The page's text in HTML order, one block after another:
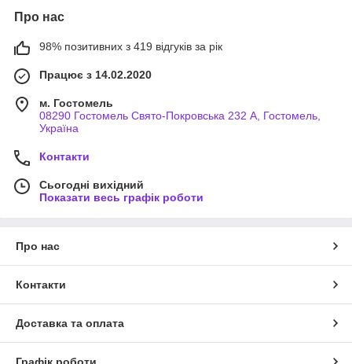
Про нас
98% позитивних з 419 відгуків за рік
Працює з 14.02.2020
м. Гостомель
08290 Гостомель Свято-Покровська 232 А, Гостомель,
Україна
Контакти
Сьогодні вихідний
Показати весь графік роботи
Про нас
Контакти
Доставка та оплата